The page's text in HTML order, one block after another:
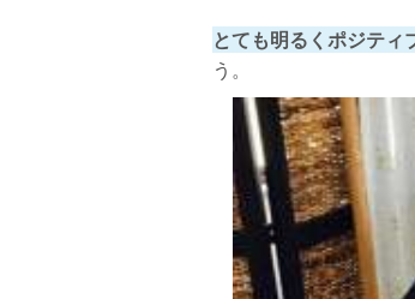
とても明るくポジティ
う。